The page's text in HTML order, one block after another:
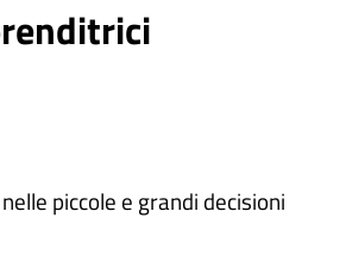
piccole e grandi decisioni